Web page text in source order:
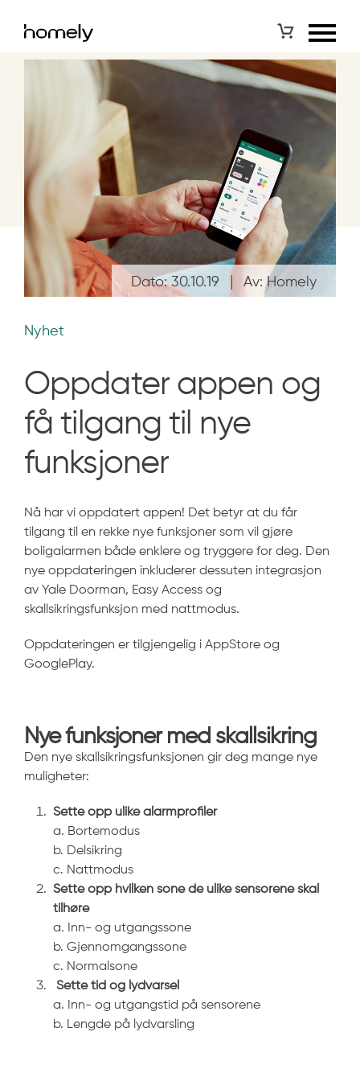
Dato: 30.10.19 Av: Homely
Nyhet
Oppdater appen og
få tilgang til nye
funksjoner
Nå har vi oppdatert appen! Det betyr at du får
tilgang til en rekke nye funksjoner som vil gjøre
boligalarmen både enklere og tryggere for deg. Den
nye oppdateringen inkluderer dessuten integrasjon
av Yale Doorman, Easy Access og
skallsikringsfunksjon med nattmodus.
Oppdateringen er tilgjengelig i AppStore og
GooglePlay.
Nye funksjoner med skallsikring
Den nye skallsikringsfunksjonen gir deg mange nye
muligheter:
Sette opp ulike alarmprofiler
a. Bortemodus
b. Delsikring
c. Nattmodus
Sette opp hvilken sone de ulike sensorene skal
tilhøre
a. Inn- og utgangssone
b. Gjennomgangssone
c. Normalsone
Sette tid og lydvarsel
a. Inn- og utgangstid på sensorene
b. Lengde på lydvarsling